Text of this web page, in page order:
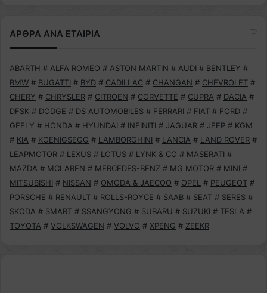
ΑΡΘΡΑ ΑΝΑ ΕΤΑΙΡΙΑ
ABARTH # ALFA ROMEO # ASTON MARTIN # AUDI # BENTLEY #
BMW # BUGATTI # BYD # CADILLAC # CHANGAN # CHEVROLET #
CHERY # CHRYSLER # CITROEN # CORVETTE # CUPRA # DACIA #
DFSK # DODGE # DS AUTOMOBILES # FERRARI # FIAT # FORD #
GEELY # HONDA # HYUNDAI # INFINITI # JAGUAR # JEEP # KGM
# KIA # KOENIGSEGG # LAMBORGHINI # LANCIA # LAND ROVER #
LEAPMOTOR # LEXUS # LOTUS # LYNK & CO # MASERATI #
MAZDA # MCLAREN # MERCEDES-BENZ # MG MOTOR # MINI #
MITSUBISHI # NISSAN # OMODA & JAECOO # OPEL # PEUGEOT #
PORSCHE # RENAULT # ROLLS-ROYCE # SAAB # SEAT # SERES #
SKODA # SMART # SSANGYONG # SUBARU # SUZUKI # TESLA #
TOYOTA # VOLKSWAGEN # VOLVO # XPENG # ZEEKR